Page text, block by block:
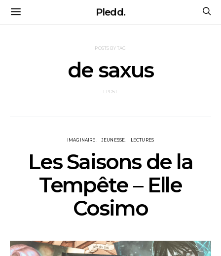
Pledd.
POSTS BY TAG
de saxus
1 POST
IMAGINAIRE JEUNESSE LECTURES
Les Saisons de la
Tempête – Elle
Cosimo